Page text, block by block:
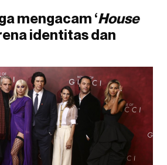
mengacam ‘House
identitas dan